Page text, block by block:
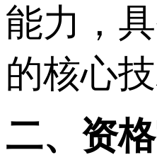
能力，
的核心
二、资